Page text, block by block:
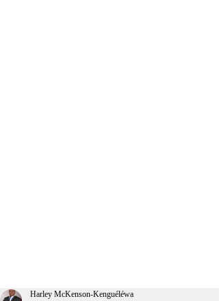
Harley McKenson-Kenguéléwa